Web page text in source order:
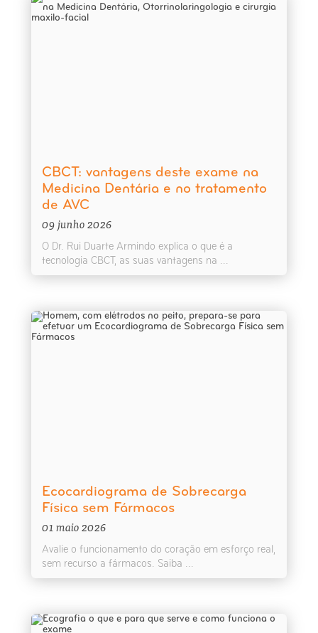
CBCT: vantagens deste exame na
Medicina Dentária e no tratamento
de AVC
09 junho 2026
O Dr. Rui Duarte Armindo explica o que é a
tecnologia CBCT, as suas vantagens na ...
Ecocardiograma de Sobrecarga
Física sem Fármacos
01 maio 2026
Avalie o funcionamento do coração em esforço real,
sem recurso a fármacos. Saiba ...